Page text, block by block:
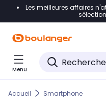
Accéder directement à
Accéder directement au
Accéder directement au
Les meilleures affaires
Menu
Accueil Smartphone